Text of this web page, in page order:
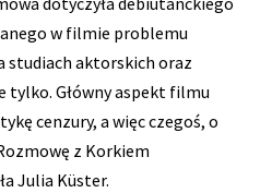
w filmie problemu
aktorskich oraz
tylko. Główny aspekt filmu
cenzury, a więc czegoś, o
z Korkiem
Julia Küster.